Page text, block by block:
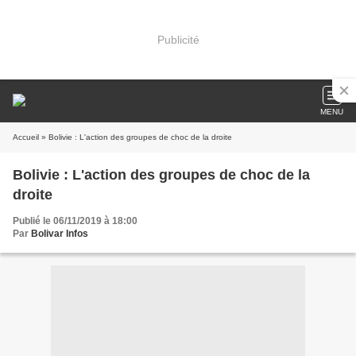
Publicité
MENU
Accueil » Bolivie : L'action des groupes de choc de la droite
Bolivie : L'action des groupes de choc de la
droite
Publié le 06/11/2019 à 18:00
Par Bolivar Infos